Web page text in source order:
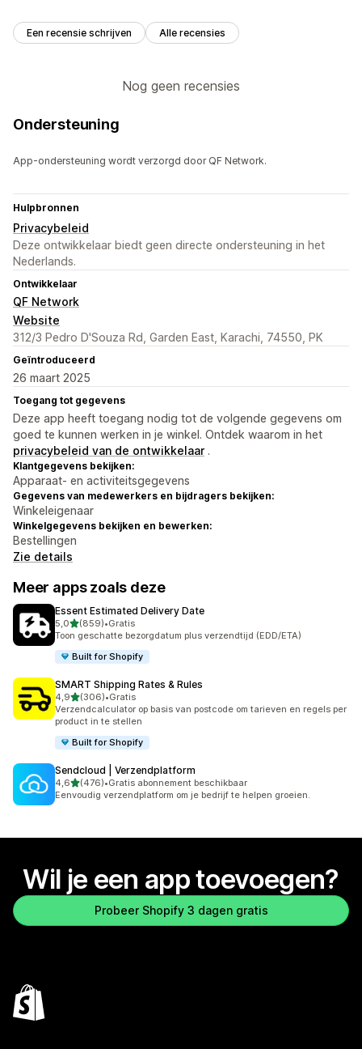
Een recensie schrijven Alle recensies
Nog geen recensies
Ondersteuning
App-ondersteuning wordt verzorgd door QF Network.
Hulpbronnen
Privacybeleid
Deze ontwikkelaar biedt geen directe ondersteuning in het
Nederlands.
Ontwikkelaar
QF Network
Website
312/3 Pedro D'Souza Rd, Garden East, Karachi, 74550, PK
Geïntroduceerd
26 maart 2025
Toegang tot gegevens
Deze app heeft toegang nodig tot de volgende gegevens om
goed te kunnen werken in je winkel. Ontdek waarom in het
privacybeleid van de ontwikkelaar .
Klantgegevens bekijken:
Apparaat- en activiteitsgegevens
Gegevens van medewerkers en bijdragers bekijken:
Winkeleigenaar
Winkelgegevens bekijken en bewerken:
Bestellingen
Zie details
Meer apps zoals deze
Essent Estimated Delivery Date
5,0van 5 sterren
(859)
859 recensies in totaal
•Gratis
Toon geschatte bezorgdatum plus verzendtijd (EDD/ETA)
Built for Shopify
SMART Shipping Rates & Rules
4,9van 5 sterren
(306)
306 recensies in totaal
•Gratis
Verzendcalculator op basis van postcode om tarieven en regels per
product in te stellen
Built for Shopify
Sendcloud | Verzendplatform
4,6van 5 sterren
(476)
476 recensies in totaal
•Gratis abonnement beschikbaar
Eenvoudig verzendplatform om je bedrijf te helpen groeien.
Wil je een app toevoegen?
Probeer Shopify 3 dagen gratis